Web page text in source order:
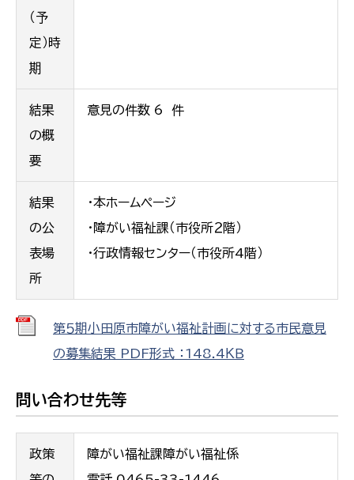
（予
定）時
期
結果
の概
要
意見の件数 6 件
結果
の公
表場
所
・本ホームページ
・障がい福祉課（市役所２階）
・行政情報センター（市役所4階）
第５期小田原市障がい福祉計画に対する市民意見
の募集結果 PDF形式 ：148.4ＫＢ
問い合わせ先等
政策
障がい福祉課障がい福祉係